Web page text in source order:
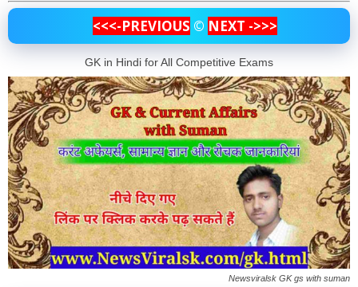
<<<-PREVIOUS © NEXT ->>>
GK in Hindi for All Competitive Exams
Newsviralsk GK gs with suman